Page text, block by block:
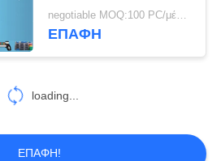
μετάλλων τυπωμένων
υλών οθόνης μεταξιού
negotiable MOQ:100 PC/μέρος
ΕΠΑΦΉ
loading...
ΕΠΑΦΉ!